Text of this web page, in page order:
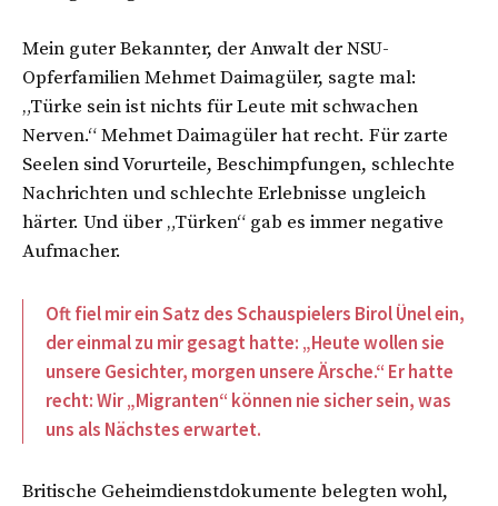
Mein guter Bekannter, der Anwalt der NSU-
Opferfamilien Mehmet Daimagüler, sagte mal:
„Türke sein ist nichts für Leute mit schwachen
Nerven.“ Mehmet Daimagüler hat recht. Für zarte
Seelen sind Vorurteile, Beschimpfungen, schlechte
Nachrichten und schlechte Erlebnisse ungleich
härter. Und über „Türken“ gab es immer negative
Aufmacher.
Oft fiel mir ein Satz des Schauspielers Birol Ünel ein,
der einmal zu mir gesagt hatte: „Heute wollen sie
unsere Gesichter, morgen unsere Ärsche.“ Er hatte
recht: Wir „Migranten“ können nie sicher sein, was
uns als Nächstes erwartet.
Britische Geheimdienstdokumente belegten wohl,